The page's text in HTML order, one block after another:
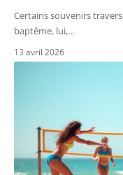
Certains souvenirs
baptême, lui,…
13 avril 2026